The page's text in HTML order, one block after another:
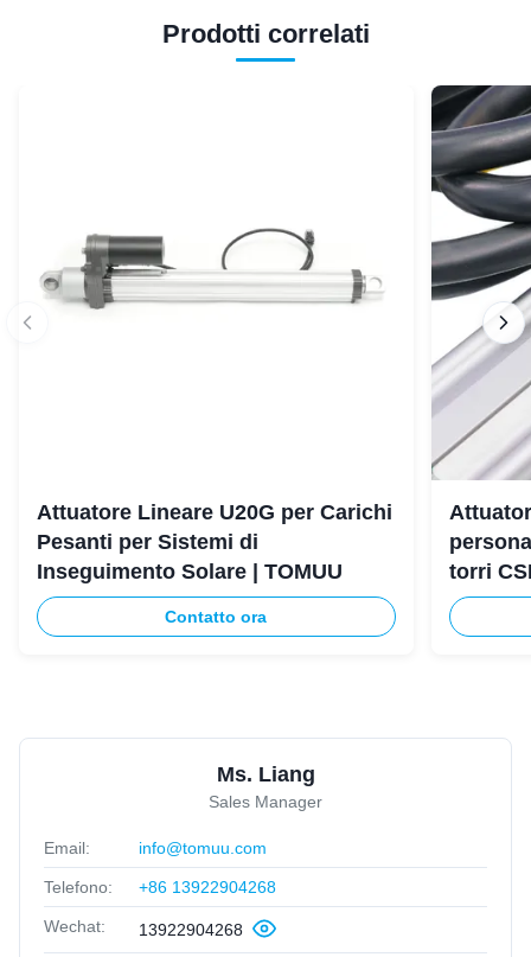
Prodotti correlati
Attuatore Lineare U20G per Carichi
Pesanti per Sistemi di
Inseguimento Solare | TOMUU
Contatto ora
torri
Ms. Liang
Sales Manager
Email: info@tomuu.com
Telefono: +86 13922904268
Wechat: 13922904268